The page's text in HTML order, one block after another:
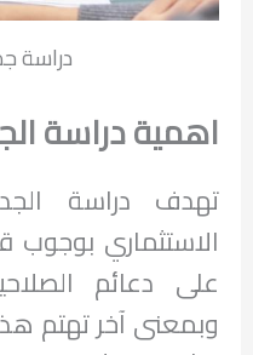
دراسة
اهمية دراسة
تهدف دراسة
الاستثماري بوجوب
على دعائم
وبمعنى آخر تهتم